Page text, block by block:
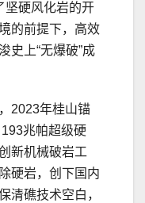
硬风化岩的开
的前提下，高效
史上“无爆破”成
2023年桂山锚
兆帕超级硬
新机械破岩工
硬岩，创下国内
清礁技术空白，